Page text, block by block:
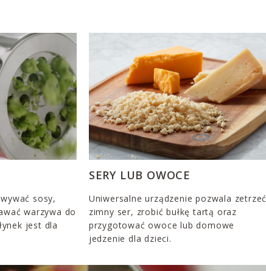
sosy,
warzywa do
jest dla
SERY LUB OWOCE
Uniwersalne urządzenie pozwala zetrzeć
zimny ser, zrobić bułkę tartą oraz
przygotować owoce lub domowe
jedzenie dla dzieci.